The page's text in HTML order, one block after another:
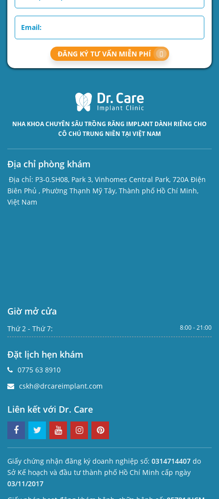
ĐĂNG KÝ TƯ VẤN MIỄN PHÍ
NHA KHOA CHUYÊN SÂU TRỒNG RĂNG IMPLANT DÀNH RIÊNG CHO
CÔ CHÚ TRUNG NIÊN TẠI VIỆT NAM
Địa chỉ phòng khám
Địa chỉ: P3-0.SH08, Park 3, Vinhomes Central Park, 720A Điện
Biên Phủ , Phường Thạnh Mỹ Tây, Thành phố Hồ Chí Minh,
Việt Nam
Giờ mở cửa
Thứ 2 - Thứ 7: 8:00 - 21:00
Đặt lịch hẹn khám
0775 63 8910
cskh@drcareimplant.com
Liên kết với Dr. Care
Giấy chứng nhận đăng ký doanh nghiệp số: 0314714407 do
Sở Kế hoạch và đầu tư thành phố Hồ Chí Minh cấp ngày
03/11/2017